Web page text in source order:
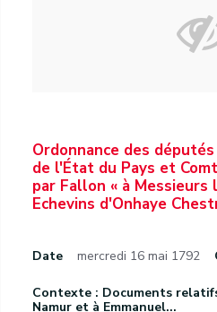
Ordonnance des
de l'État du Pays et
par Fallon « à Messieurs
Echevins d'Onhaye
Date mercredi 16 mai 1792
Contexte : Documents
Namur et à Emmanuel...